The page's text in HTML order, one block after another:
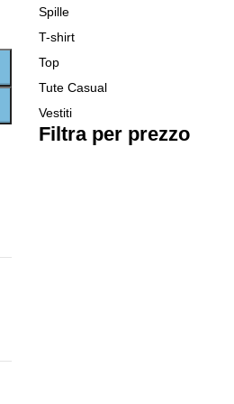
Spille
T-shirt
Top
Tute Casual
Vestiti
Filtra per prezzo